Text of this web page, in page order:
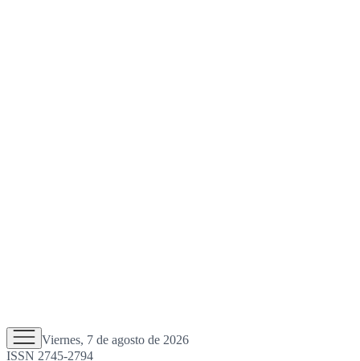
Viernes, 7 de agosto de 2026
ISSN 2745-2794